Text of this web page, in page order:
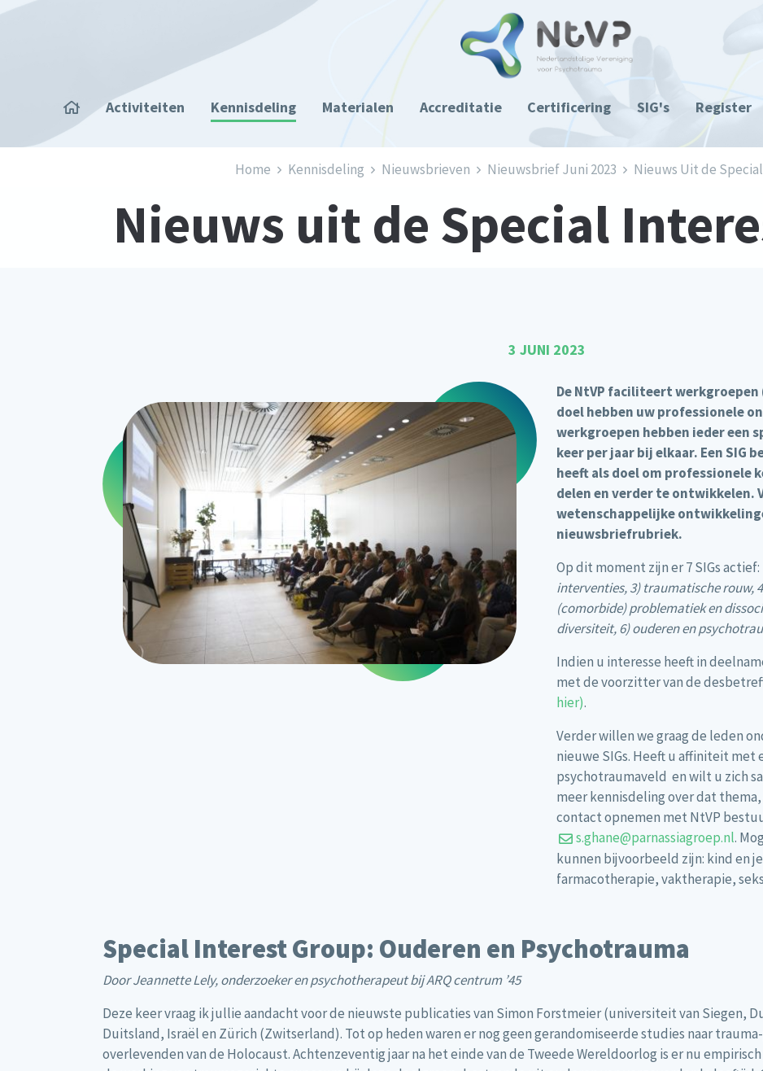
Home Activiteiten Kennisdeling Materialen Accreditatie Certificering SIG's Register
Kruimelpad
Home Kennisdeling Nieuwsbrieven Nieuwsbrief Juni 2023 Nieuws Uit de
Nieuws uit de Special
3 JUNI 2023
De NtVP faciliteert
doel hebben uw professionele
werkgroepen hebben ieder een
keer per jaar bij elkaar. Een SIG
heeft als doel om professionele
delen en verder te ontwikkelen.
wetenschappelijke
nieuwsbriefrubriek.
Op dit moment zijn er 7 SIGs actief:
interventies, 3) traumatische rouw,
(comorbide) problematiek en
diversiteit, 6) ouderen en
Indien u interesse heeft in
met de voorzitter van de
hier).
Verder willen we graag de leden
nieuwe SIGs. Heeft u affiniteit
psychotraumaveld en wilt u zich
meer kennisdeling over dat
contact opnemen met NtVP
s.ghane@parnassiagroep.nl.
kunnen bijvoorbeeld zijn: kind en
farmacotherapie, vaktherapie,
Special Interest Group: Ouderen en Psychotrauma
Door Jeannette Lely, onderzoeker en psychotherapeut bij ARQ centrum ’45
Deze keer vraag ik jullie aandacht voor de nieuwste publicaties van Simon Forstmeier (universiteit van Siegen,
Duitsland, Israël en Zürich (Zwitserland). Tot op heden waren er nog geen gerandomiseerde studies naar
overlevenden van de Holocaust. Achtenzeventig jaar na het einde van de Tweede Wereldoorlog is er nu